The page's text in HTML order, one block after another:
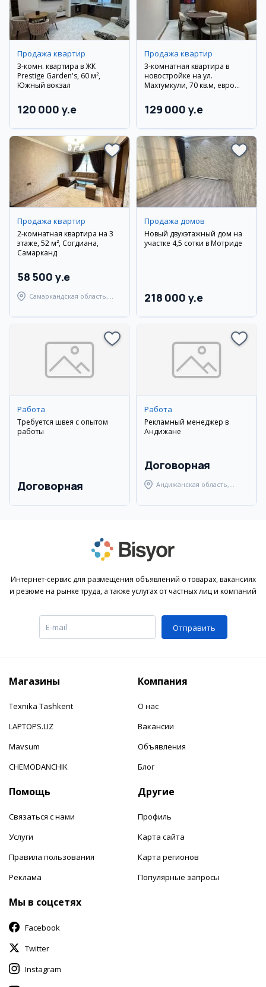
Продажа квартир
3-комн. квартира в ЖК
Prestige Garden's, 60 м²,
Южный вокзал
120 000 y.e
Продажа квартир
3-комнатная квартира в
новостройке на ул.
Махтумкули, 70 кв.м, евро
техникой
129 000 y.e
Продажа квартир
2-комнатная квартира на 3
этаже, 52 м², Согдиана,
Самарканд
58 500 y.e
Самаркандская область,
Продажа домов
Новый двухэтажный дом на
участке 4,5 сотки в Мотриде
218 000 y.e
Работа
Требуется швея с опытом
работы
Договорная
Работа
Рекламный менеджер в
Андижане
Договорная
Андижанская область,
Интернет-сервис для размещения объявлений о товарах, вакансиях
и резюме на рынке труда, а также услугах от частных лиц и компаний
Отправить
Магазины
Texnika Tashkent
LAPTOPS.UZ
Mavsum
CHEMODANCHIK
Компания
О нас
Вакансии
Объявления
Блог
Помощь
Связаться с нами
Услуги
Правила пользования
Реклама
Другие
Профиль
Карта сайта
Карта регионов
Популярные запросы
Мы в соцсетях
Facebook
Twitter
Instagram